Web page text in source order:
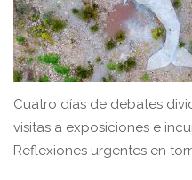
Cuatro días de debates
visitas a exposiciones e
Reflexiones urgentes en